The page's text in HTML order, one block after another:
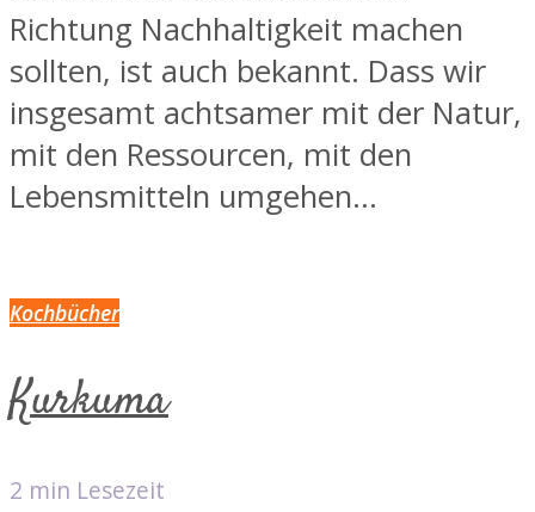
Richtung Nachhaltigkeit machen
sollten, ist auch bekannt. Dass wir
insgesamt achtsamer mit der Natur,
mit den Ressourcen, mit den
Lebensmitteln umgehen...
Kochbücher
Kurkuma
2 min Lesezeit